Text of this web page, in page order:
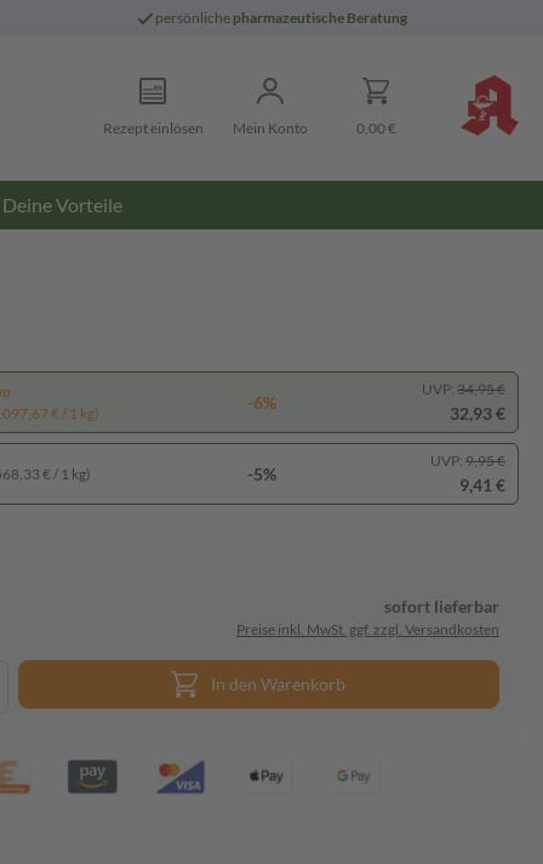
persönliche pharmazeutische Beratung
Rezept einlösen Mein Konto 0,00 €
Deine Vorteile
€ / 1 kg)
-6%
UVP: 34,95 €
32,93 €
€ / 1 kg) -5%
UVP: 9,95 €
9,41 €
sofort lieferbar
Preise inkl. MwSt. ggf. zzgl. Versandkosten
In den Warenkorb